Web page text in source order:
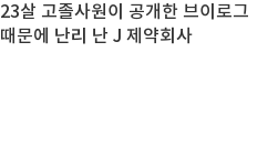
23살 고졸사원이 공개한 브이로그
때문에 난리 난 J 제약회사